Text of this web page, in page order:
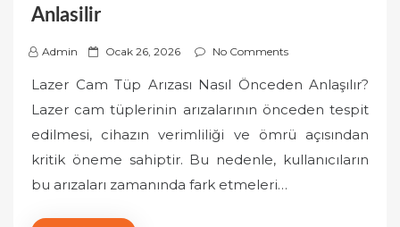
Anlasilir
Admin
P
s
t
e
d
o
Ocak 26, 2026 No Comments
Lazer Cam Tüp Arızası Nasıl Önceden Anlaşılır?
Lazer cam tüplerinin arızalarının önceden tespit
edilmesi, cihazın verimliliği ve ömrü açısından
kritik öneme sahiptir. Bu nedenle, kullanıcıların
bu arızaları zamanında fark etmeleri…